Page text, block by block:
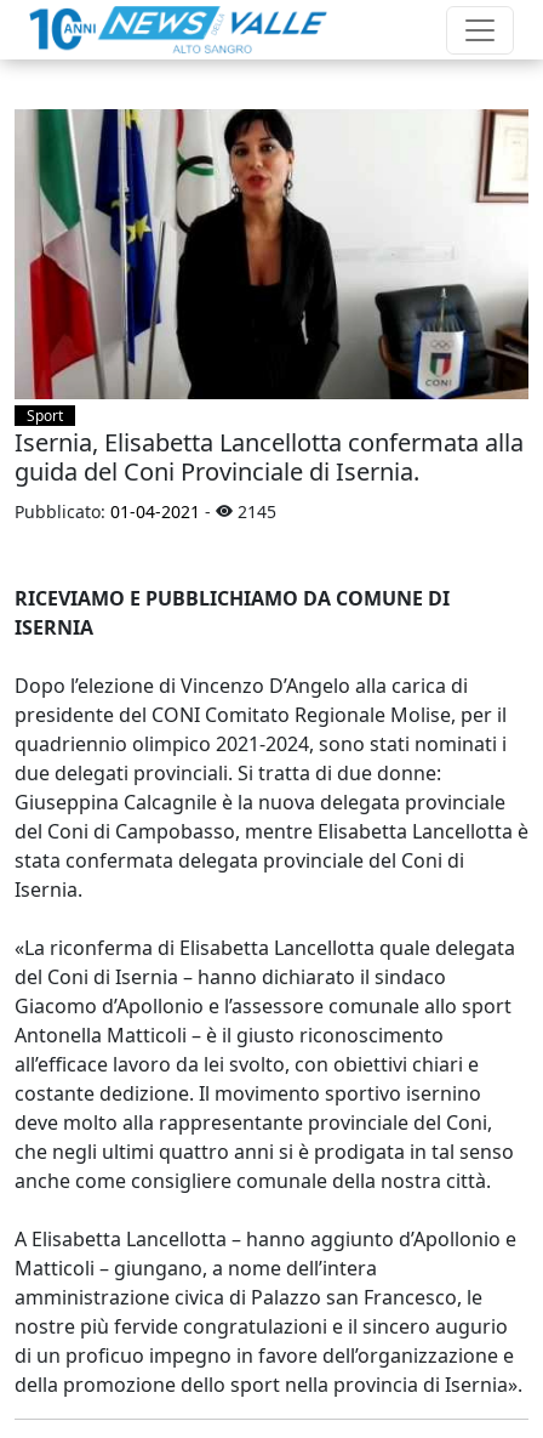
Sport
Isernia, Elisabetta Lancellotta confermata alla
guida del Coni Provinciale di Isernia.
Pubblicato: 01-04-2021 - 2145
RICEVIAMO E PUBBLICHIAMO DA COMUNE DI
ISERNIA
Dopo l’elezione di Vincenzo D’Angelo alla carica di
presidente del CONI Comitato Regionale Molise, per il
quadriennio olimpico 2021-2024, sono stati nominati i
due delegati provinciali. Si tratta di due donne:
Giuseppina Calcagnile è la nuova delegata provinciale
del Coni di Campobasso, mentre Elisabetta Lancellotta è
stata confermata delegata provinciale del Coni di
Isernia.
«La riconferma di Elisabetta Lancellotta quale delegata
del Coni di Isernia – hanno dichiarato il sindaco
Giacomo d’Apollonio e l’assessore comunale allo sport
Antonella Matticoli – è il giusto riconoscimento
all’efficace lavoro da lei svolto, con obiettivi chiari e
costante dedizione. Il movimento sportivo isernino
deve molto alla rappresentante provinciale del Coni,
che negli ultimi quattro anni si è prodigata in tal senso
anche come consigliere comunale della nostra città.
A Elisabetta Lancellotta – hanno aggiunto d’Apollonio e
Matticoli – giungano, a nome dell’intera
amministrazione civica di Palazzo san Francesco, le
nostre più fervide congratulazioni e il sincero augurio
di un proficuo impegno in favore dell’organizzazione e
della promozione dello sport nella provincia di Isernia».